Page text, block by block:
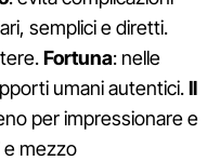
semplici e diretti.
Fortuna: nelle
umani autentici.Il
per impressionare e
e mezzo